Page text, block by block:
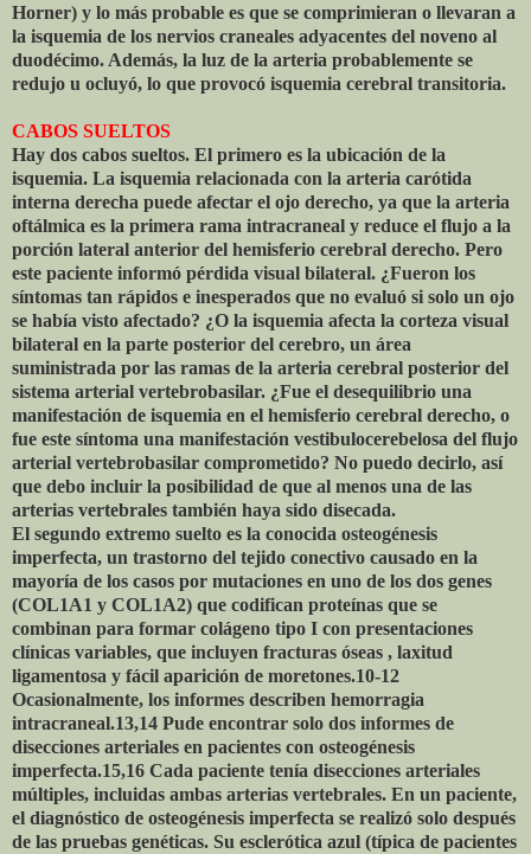
Horner) y lo más probable es que se comprimieran o llevaran a
la isquemia de los nervios craneales adyacentes del noveno al
duodécimo. Además, la luz de la arteria probablemente se
redujo u ocluyó, lo que provocó isquemia cerebral transitoria.
CABOS SUELTOS
Hay dos cabos sueltos. El primero es la ubicación de la
isquemia. La isquemia relacionada con la arteria carótida
interna derecha puede afectar el ojo derecho, ya que la arteria
oftálmica es la primera rama intracraneal y reduce el flujo a la
porción lateral anterior del hemisferio cerebral derecho. Pero
este paciente informó pérdida visual bilateral. ¿Fueron los
síntomas tan rápidos e inesperados que no evaluó si solo un ojo
se había visto afectado? ¿O la isquemia afecta la corteza visual
bilateral en la parte posterior del cerebro, un área
suministrada por las ramas de la arteria cerebral posterior del
sistema arterial vertebrobasilar. ¿Fue el desequilibrio una
manifestación de isquemia en el hemisferio cerebral derecho, o
fue este síntoma una manifestación vestibulocerebelosa del flujo
arterial vertebrobasilar comprometido? No puedo decirlo, así
que debo incluir la posibilidad de que al menos una de las
arterias vertebrales también haya sido disecada.
El segundo extremo suelto es la conocida osteogénesis
imperfecta, un trastorno del tejido conectivo causado en la
mayoría de los casos por mutaciones en uno de los dos genes
(COL1A1 y COL1A2) que codifican proteínas que se
combinan para formar colágeno tipo I con presentaciones
clínicas variables, que incluyen fracturas óseas , laxitud
ligamentosa y fácil aparición de moretones.10-12
Ocasionalmente, los informes describen hemorragia
intracraneal.13,14 Pude encontrar solo dos informes de
disecciones arteriales en pacientes con osteogénesis
imperfecta.15,16 Cada paciente tenía disecciones arteriales
múltiples, incluidas ambas arterias vertebrales. En un paciente,
el diagnóstico de osteogénesis imperfecta se realizó solo después
de las pruebas genéticas. Su esclerótica azul (típica de pacientes